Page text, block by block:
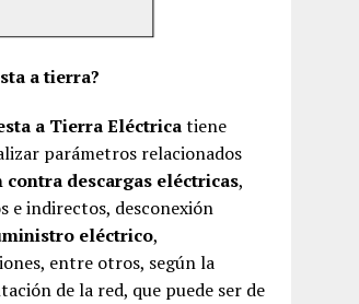
a tierra?
a Tierra Eléctricatiene
parámetros relacionados
contra descargas eléctricas,
e indirectos, desconexión
eléctrico,
entre otros, según la
de la red, que puede ser de